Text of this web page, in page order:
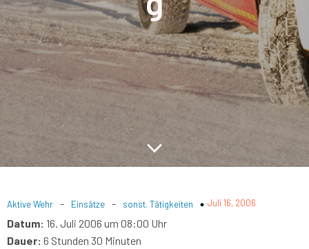
Aktive Wehr - Einsätze - sonst. Tätigkeiten Juli 16, 2006
Datum: 16. Juli 2006 um 08:00 Uhr
Dauer: 6 Stunden 30 Minuten